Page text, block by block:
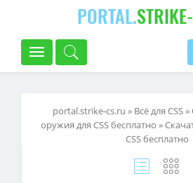
PORTAL.
portal.strike-cs.ru » Всё для CSS»
оружия для CSS бесплатно »
CSS бесплатно